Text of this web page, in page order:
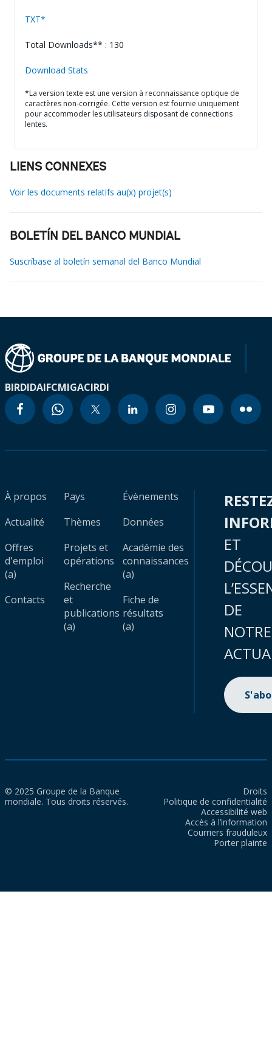
TXT*
Total Downloads** : 130
Download Stats
*La version texte est une version à reconnaissance optique de
caractères non-corrigée. Cette version est fournie uniquement
pour accommoder les utilisateurs disposant de connections
lentes.
LIENS CONNEXES
Voir les documents relatifs au(x) projet(s)
BOLETÍN DEL BANCO MUNDIAL
Suscríbase al boletín semanal del Banco Mundial
BIRDIDAIFCMIGACIRDI
À propos
Actualité
Offres
d'emploi
(a)
Contacts
Pays
Thèmes
Projets et
opérations
Recherche
et
publications
(a)
Évènements
Données
Académie des
connaissances
(a)
Fiche de
résultats
(a)
ET
DE
NOTRE
© 2025 Groupe de la Banque
mondiale. Tous droits réservés.
Droits
Politique de confidentialité
Accessibilité web
Accès à l’information
Courriers frauduleux
Porter plainte